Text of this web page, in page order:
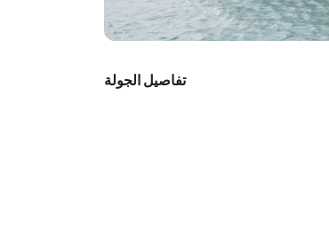
تفاصيل الجولة